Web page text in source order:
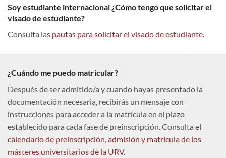
Soy estudiante internacional ¿Cómo tengo que solicitar el
visado de estudiante?
Consulta las pautas para solicitar el visado de estudiante.
¿Cuándo me puedo matricular?
Después de ser admitido/a y cuando hayas presentado la
documentación necesaria, recibirás un mensaje con
instrucciones para acceder a la matrícula en el plazo
establecido para cada fase de preinscripción. Consulta el
calendario de preinscripción, admisión y matrícula de los
másteres universitarios de la URV.